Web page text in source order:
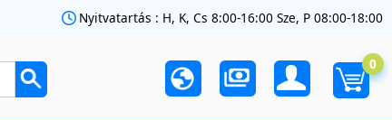
Nyitvatartás : H, K, Cs 8:00-16:00 Sze, P 08:00-18:00
0